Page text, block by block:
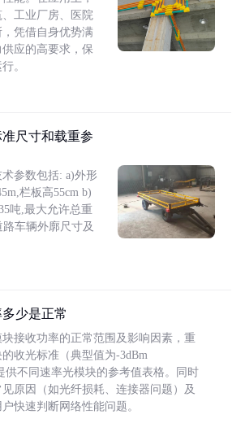
工业厂房、医院
凭借自身优势满
应的高要求，保
。
尺寸和载重参
参数包括: a)外形
栏板高55cm b)
吨,最大允许总重
车辆外廓尺寸及
少是正常
接收功率的正常范围及影响因素，重
收光标准（典型值为-3dBm
供不同速率光模块的参考值表格。同时
原因（如光纤损耗、连接器问题）及
快速判断网络性能问题。